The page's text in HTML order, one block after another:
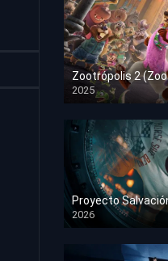
Zootrópolis 2
2025
HD 1080p
2026
HD 1080p